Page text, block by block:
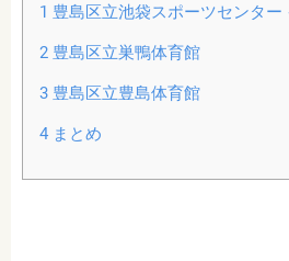
1 豊島区立池袋スポーツセンター
2豊島区立巣鴨体育館
3豊島区立豊島体育館
4まとめ